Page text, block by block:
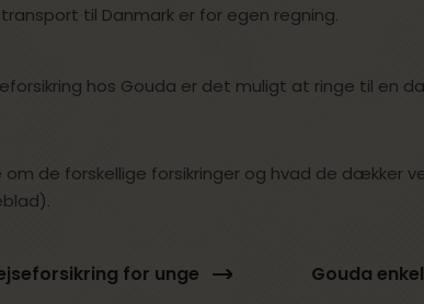
til Danmark er for egen regning.
hos Gouda er det muligt at ringe til en
de forskellige forsikringer og hvad de dækker
for unge Gouda